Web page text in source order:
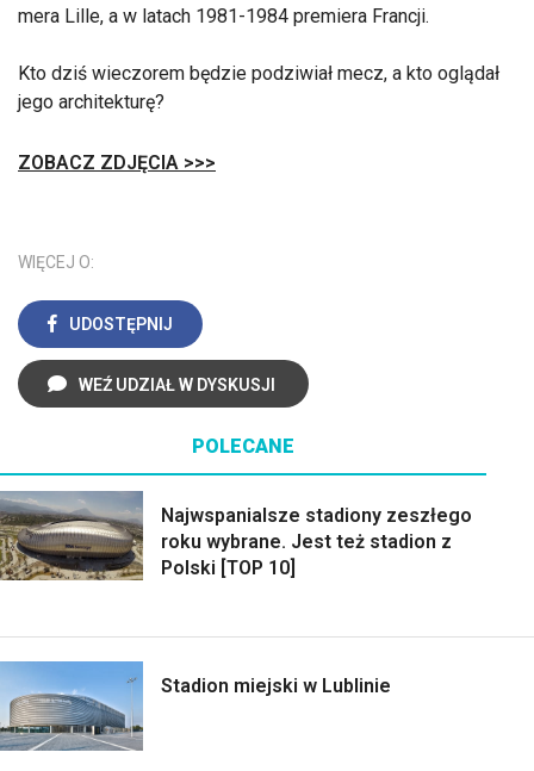
mera Lille, a w latach 1981-1984 premiera Francji.
Kto dziś wieczorem będzie podziwiał mecz, a kto oglądał
jego architekturę?
ZOBACZ ZDJĘCIA >>>
WIĘCEJ O:
UDOSTĘPNIJ
WEŹ UDZIAŁ W DYSKUSJI
POLECANE
Najwspanialsze stadiony zeszłego
roku wybrane. Jest też stadion z
Polski [TOP 10]
Stadion miejski w Lublinie